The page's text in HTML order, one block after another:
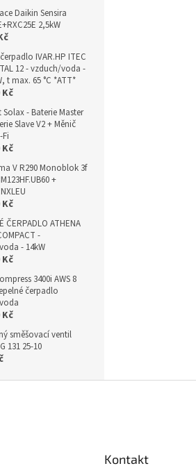
Daikin Sensira
2,5kW
IVAR.HP ITEC
12 - vzduch/voda -
t max. 65 °C *ATT*
Kč
Solax - Baterie Master
Slave V2 + Měnič
Fi
Kč
V R290 Monoblok 3f
+
Kč
ČERPADLO ATHENA
-
- 14kW
Kč
3400i AWS 8
čerpadlo
Kč
směšovací ventil
131 25-10
Kontakt